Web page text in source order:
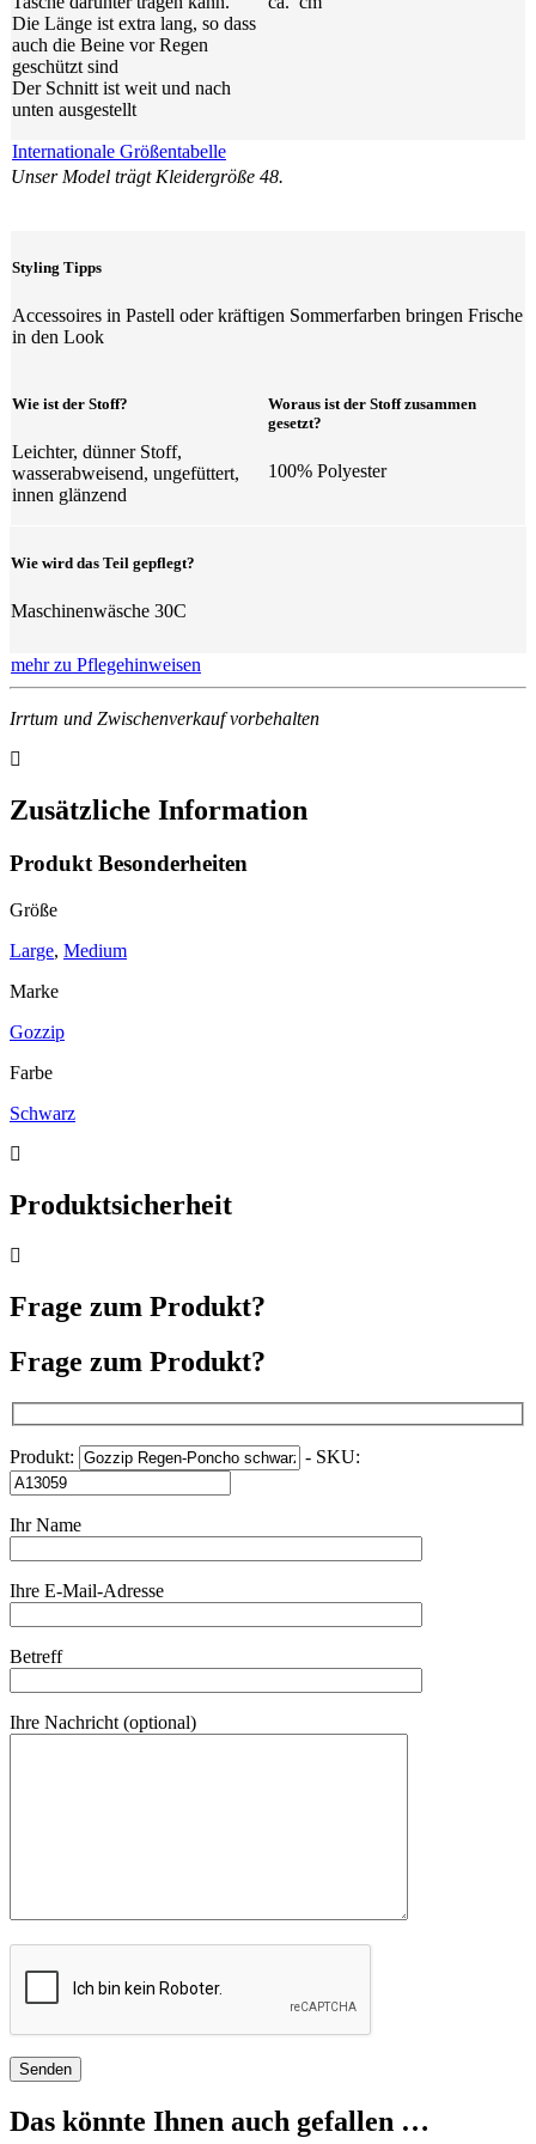
Die Länge ist extra lang, so dass
auch die Beine vor Regen
geschützt sind
Der Schnitt ist weit und nach
unten ausgestellt
Internationale Größentabelle
Unser Model trägt Kleidergröße 48.
Styling Tipps
Accessoires in Pastell oder kräftigen Sommerfarben bringen Frische
in den Look
Wie ist der Stoff?
Leichter, dünner Stoff,
wasserabweisend, ungefüttert,
innen glänzend
Woraus ist der Stoff zusammen
gesetzt?
100% Polyester
Wie wird das Teil gepflegt?
Maschinenwäsche 30C
mehr zu Pflegehinweisen
Irrtum und Zwischenverkauf vorbehalten
Zusätzliche Information
Produkt Besonderheiten
Größe
Large, Medium
Marke
Gozzip
Farbe
Schwarz
Produktsicherheit
Frage zum Produkt?
Frage zum Produkt?
Produkt: - SKU:
Ihr Name
Ihre E-Mail-Adresse
Betreff
Ihre Nachricht (optional)
Das könnte Ihnen auch gefallen …